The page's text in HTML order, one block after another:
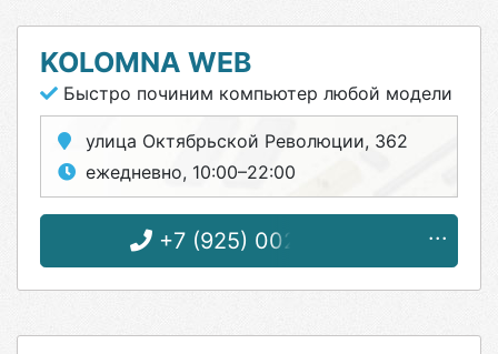
KOLOMNA WEB
Быстро починим компьютер любой модели
улица Октябрьской Революции, 362
ежедневно, 10:00–22:00
+7 (925) 002-35-77